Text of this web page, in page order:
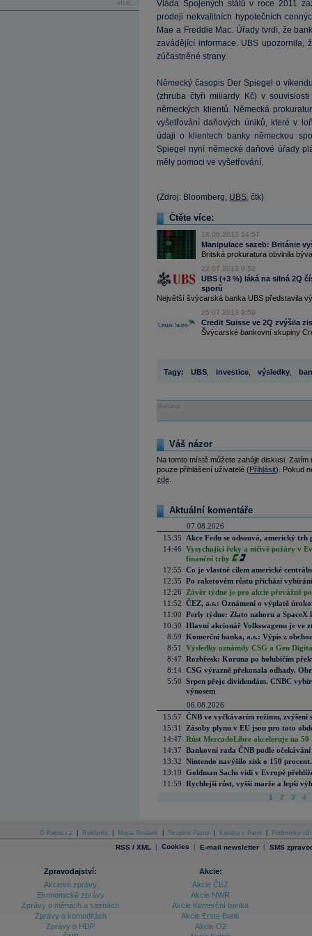
více...
Vláda Spojených států v roce 2011
prodeji nekvalitních hypotečních
Mae a Freddie Mac. Úřady tvrdí, že
zavádějící informace. UBS upozornila,
zúčastněné strany.
Německý časopis Der Spiegel o
(zhruba čtyři miliardy Kč) v
německých klientů. Německá
vyšetřování daňových úniků, které v
údaji o klientech banky německou
Spiegel nyní německé daňové úřady
měly pomoci ve vyšetřování.
(Zdroj: Bloomberg, UBS, čtk)
Čtěte více:
18.06.2013 14:57
Manipulace sazeb: Británie
Britská prokuratura obvinila
22.07.2013 9:52
UBS (+3 %) láká na silná 2Q
sporů
Největší švýcarská banka UBS představila
25.07.2013 9:59
Credit Suisse ve 2Q zvýšila
Švýcarské bankovní skupiny
Tagy: UBS investice výsledky
Reklama
Váš názor
Na tomto místě můžete zahájit diskusi.
pouze přihlášení uživatelé (Přihlásit). Pokud
zde
Aktuální komentáře
07.08.2026
15:35
Akce Fedu se odsouvá, americký
14:46 Vysychající řeky a ničivé požáry v
finanční trhy
12:55 Co je vlastně cílem americké
12:35 Po raketovém růstu přichází
12:26
Závěr týdne je pro akcie převážně
11:52 ČEZ, a.s.: Oznámení o výplatě
11:00 Perly týdne: Zlato nahoru a SpaceX
10:30 Hlavní akcionář Volkswagenu je ve
8:59 Komerční banka, a.s.: Výpis z
8:51
Výsledky oznámily CSG a Gen
8:47 Rozbřesk: Koruna po holubičím
8:14 CSG výrazně překonala odhady.
5:50 Srpen přeje dividendám. CNBC
výnosem
06.08.2026
15:57 ČNB ve vyčkávacím režimu, zvýšení
15:31
Zásoby plynu v EU jsou pro toto
14:47 Růst MercadoLibre akceleruje na
14:37 Bankovní rada ČNB podle
13:32 Nintendo navýšilo zisk o 150
13:19 Goldman Sachs vidí v Evropě
11:59 Rychlejší růst, vyšší marže a lepší
1 2 3 4
O Patria.cz Reklama Mapa Stránek Skupina Patria Kariéra v Patrii Podmínky
RSS / XML | Cookies | E-mail newsletter | SMS
Zpravodajství:
Akciové zprávy
Ekonomické zprávy
Zprávy o měnách a sazbách
Zprávy o komoditách
Zprávy o HDP
Akcie:
Akcie ČEZ
Akcie NWR
Akcie Komerční banka
Akcie Erste Bank
Akcie O2